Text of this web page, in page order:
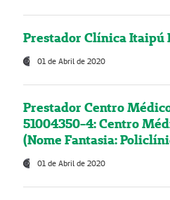
Prestador Clínica Itaipú
01 de Abril de 2020
Prestador Centro
51004350-4: Centro
(Nome Fantasia:
01 de Abril de 2020